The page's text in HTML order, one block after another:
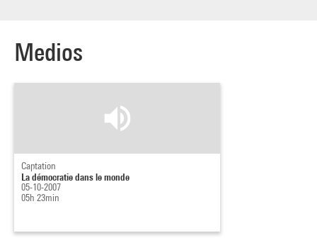
Medios
Captation
La démocratie dans le monde
05-10-2007
05h 23min